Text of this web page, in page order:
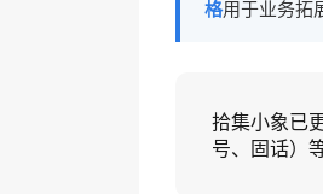
格用于业务拓
拾集小象已
号、固话）